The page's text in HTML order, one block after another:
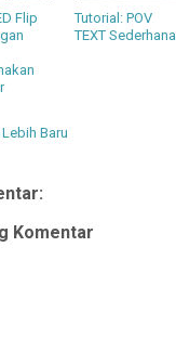
Flip
Tutorial: POV
TEXT Sederhana
Baru
Komentar